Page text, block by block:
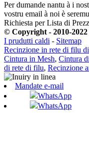
Per dumande nantu à i
vostru email à noi è
Richiesta per Lista di
© Copyright - 2010-
I prudutti caldi - Sitemap
Recinzione in rete di filu
Cintura in Mesh, Cintura
di rete di filu, Recinzione
Mandate e-mail
WhatsApp
WhatsApp